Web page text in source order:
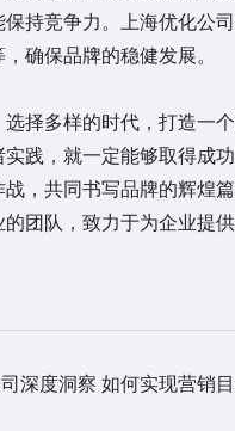
持竞争力。上海优化公
确保品牌的稳健发展。
多样的时代，打造一个
实践，就一定能够取得
，共同书写品牌的辉煌
团队，致力于为企业提
深度洞察 如何实现营销